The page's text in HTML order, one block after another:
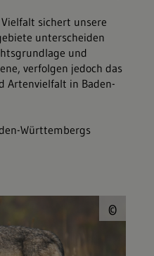
sichert unsere
unterscheiden
und
verfolgen jedoch das
Artenvielfalt in Baden-
Württembergs
©